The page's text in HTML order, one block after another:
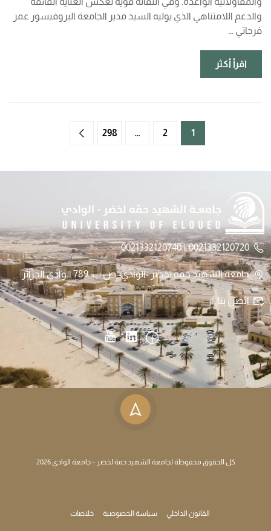
والدعم اللامتناهي الذي يوليه السيد مدير الجامعة البروفيسور عمر
فرحاتي …
اقرأ أكثر
1
2
…
298
0021332120720 || 0021332120740
جامعة الشهيد حمه لخضر -الوادي- ص.ب: 789 الوادي الجزائر
اتصل بنا
كل الحقوق محفوظة لجامعة الشهيد حمة لخضر – جامعة الوادي 2026
القانون الداخلي سياسة الخصوصية خلاصات